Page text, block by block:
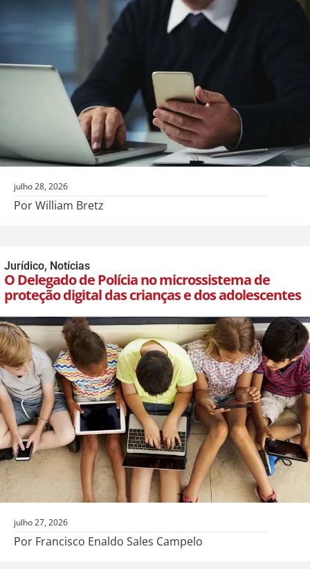
julho 28, 2026
Por William Bretz
Jurídico, Notícias
O Delegado de Polícia no microssistema de
proteção digital das crianças e dos adolescentes
julho 27, 2026
Por Francisco Enaldo Sales Campelo